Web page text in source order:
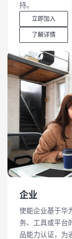
持。
立即加入
了解详情
企业
使能企业基于华
务、工具或平台
品能力认证，为